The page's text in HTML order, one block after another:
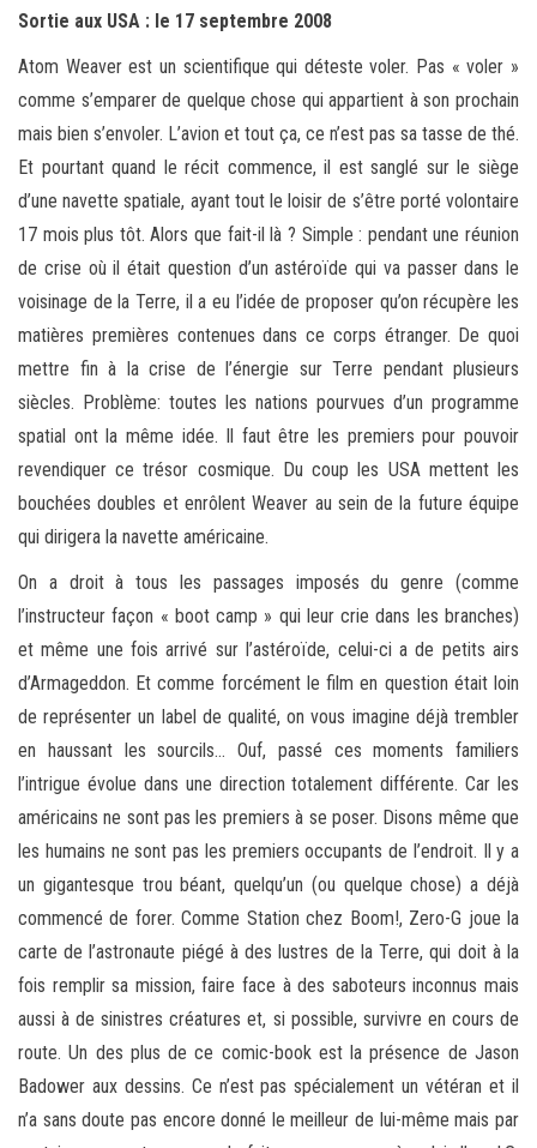
Sortie aux USA : le 17 septembre 2008
Atom Weaver est un scientifique qui déteste voler. Pas « voler »
comme s’emparer de quelque chose qui appartient à son prochain
mais bien s’envoler. L’avion et tout ça, ce n’est pas sa tasse de thé.
Et pourtant quand le récit commence, il est sanglé sur le siège
d’une navette spatiale, ayant tout le loisir de s’être porté volontaire
17 mois plus tôt. Alors que fait-il là ? Simple : pendant une réunion
de crise où il était question d’un astéroïde qui va passer dans le
voisinage de la Terre, il a eu l’idée de proposer qu’on récupère les
matières premières contenues dans ce corps étranger. De quoi
mettre fin à la crise de l’énergie sur Terre pendant plusieurs
siècles. Problème: toutes les nations pourvues d’un programme
spatial ont la même idée. Il faut être les premiers pour pouvoir
revendiquer ce trésor cosmique. Du coup les USA mettent les
bouchées doubles et enrôlent Weaver au sein de la future équipe
qui dirigera la navette américaine.
On a droit à tous les passages imposés du genre (comme
l’instructeur façon « boot camp » qui leur crie dans les branches)
et même une fois arrivé sur l’astéroïde, celui-ci a de petits airs
d’Armageddon. Et comme forcément le film en question était loin
de représenter un label de qualité, on vous imagine déjà trembler
en haussant les sourcils… Ouf, passé ces moments familiers
l’intrigue évolue dans une direction totalement différente. Car les
américains ne sont pas les premiers à se poser. Disons même que
les humains ne sont pas les premiers occupants de l’endroit. Il y a
un gigantesque trou béant, quelqu’un (ou quelque chose) a déjà
commencé de forer. Comme Station chez Boom!, Zero-G joue la
carte de l’astronaute piégé à des lustres de la Terre, qui doit à la
fois remplir sa mission, faire face à des saboteurs inconnus mais
aussi à de sinistres créatures et, si possible, survivre en cours de
route. Un des plus de ce comic-book est la présence de Jason
Badower aux dessins. Ce n’est pas spécialement un vétéran et il
n’a sans doute pas encore donné le meilleur de lui-même mais par